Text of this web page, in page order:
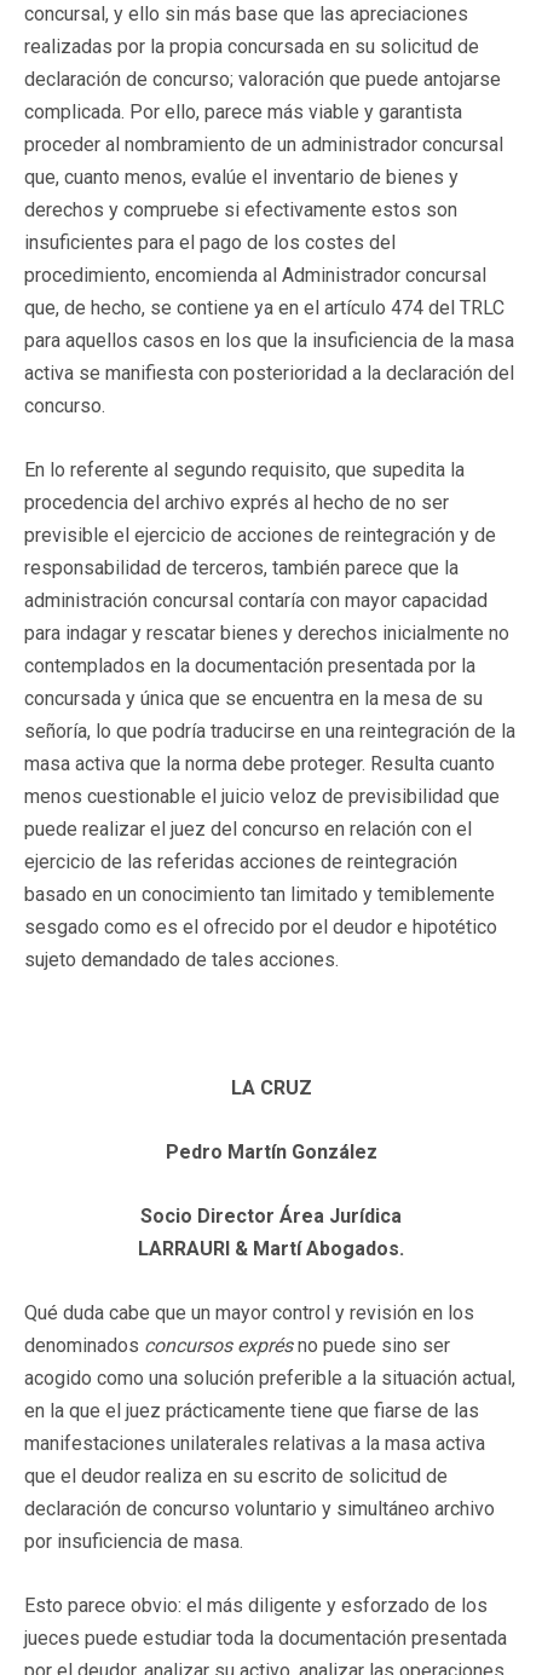
concursal, y ello sin más base que las apreciaciones
realizadas por la propia concursada en su solicitud de
declaración de concurso; valoración que puede antojarse
complicada. Por ello, parece más viable y garantista
proceder al nombramiento de un administrador concursal
que, cuanto menos, evalúe el inventario de bienes y
derechos y compruebe si efectivamente estos son
insuficientes para el pago de los costes del
procedimiento, encomienda al Administrador concursal
que, de hecho, se contiene ya en el artículo 474 del TRLC
para aquellos casos en los que la insuficiencia de la masa
activa se manifiesta con posterioridad a la declaración del
concurso.
En lo referente al segundo requisito, que supedita la
procedencia del archivo exprés al hecho de no ser
previsible el ejercicio de acciones de reintegración y de
responsabilidad de terceros, también parece que la
administración concursal contaría con mayor capacidad
para indagar y rescatar bienes y derechos inicialmente no
contemplados en la documentación presentada por la
concursada y única que se encuentra en la mesa de su
señoría, lo que podría traducirse en una reintegración de la
masa activa que la norma debe proteger. Resulta cuanto
menos cuestionable el juicio veloz de previsibilidad que
puede realizar el juez del concurso en relación con el
ejercicio de las referidas acciones de reintegración
basado en un conocimiento tan limitado y temiblemente
sesgado como es el ofrecido por el deudor e hipotético
sujeto demandado de tales acciones.
LA CRUZ
Pedro Martín González
Socio Director Área Jurídica
LARRAURI & Martí Abogados.
Qué duda cabe que un mayor control y revisión en los
denominados concursos exprésno puede sino ser
acogido como una solución preferible a la situación actual,
en la que el juez prácticamente tiene que fiarse de las
manifestaciones unilaterales relativas a la masa activa
que el deudor realiza en su escrito de solicitud de
declaración de concurso voluntario y simultáneo archivo
por insuficiencia de masa.
Esto parece obvio: el más diligente y esforzado de los
jueces puede estudiar toda la documentación presentada